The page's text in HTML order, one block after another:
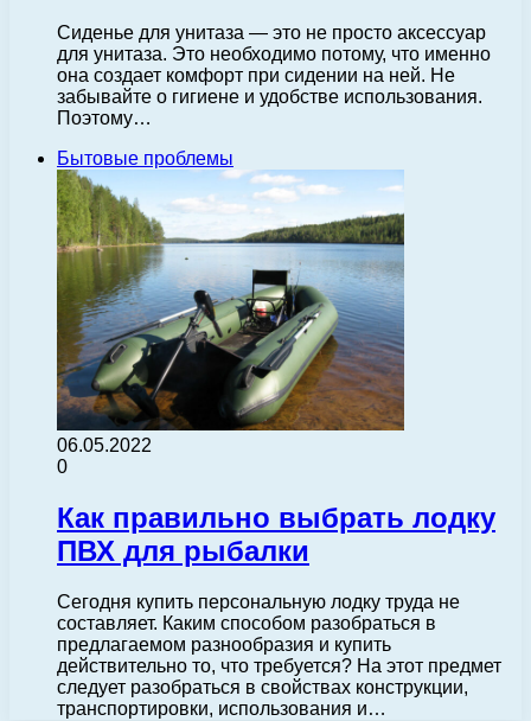
Сиденье для унитаза — это не просто аксессуар
для унитаза. Это необходимо потому, что именно
она создает комфорт при сидении на ней. Не
забывайте о гигиене и удобстве использования.
Поэтому…
Бытовые проблемы
06.05.2022
0
Как правильно выбрать лодку
ПВХ для рыбалки
Сегодня купить персональную лодку труда не
составляет. Каким способом разобраться в
предлагаемом разнообразия и купить
действительно то, что требуется? На этот предмет
следует разобраться в свойствах конструкции,
транспортировки, использования и…